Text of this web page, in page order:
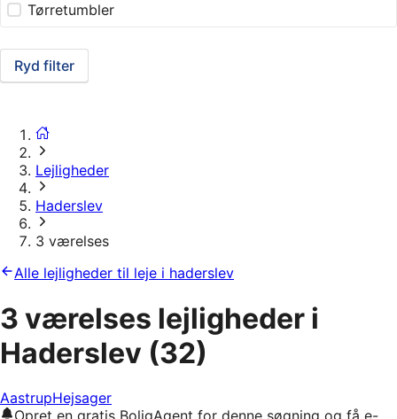
Tørretumbler
Ryd filter
Lejligheder
Haderslev
3 værelses
Alle lejligheder til leje i haderslev
3 værelses lejligheder i
Haderslev (32)
AastrupHejsager